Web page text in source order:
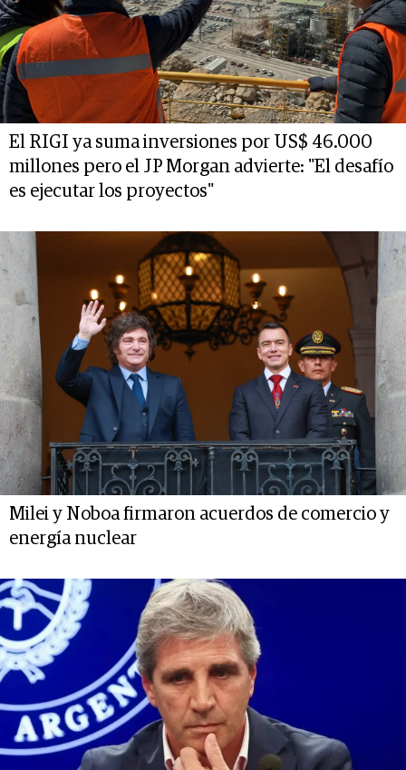
El RIGI ya suma inversiones por US$ 46.000
millones pero el JP Morgan advierte: "El desafío
es ejecutar los proyectos"
Milei y Noboa firmaron acuerdos de comercio y
energía nuclear